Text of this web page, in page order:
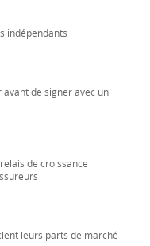
indépendants
avant de signer avec un
de croissance
leurs parts de marché